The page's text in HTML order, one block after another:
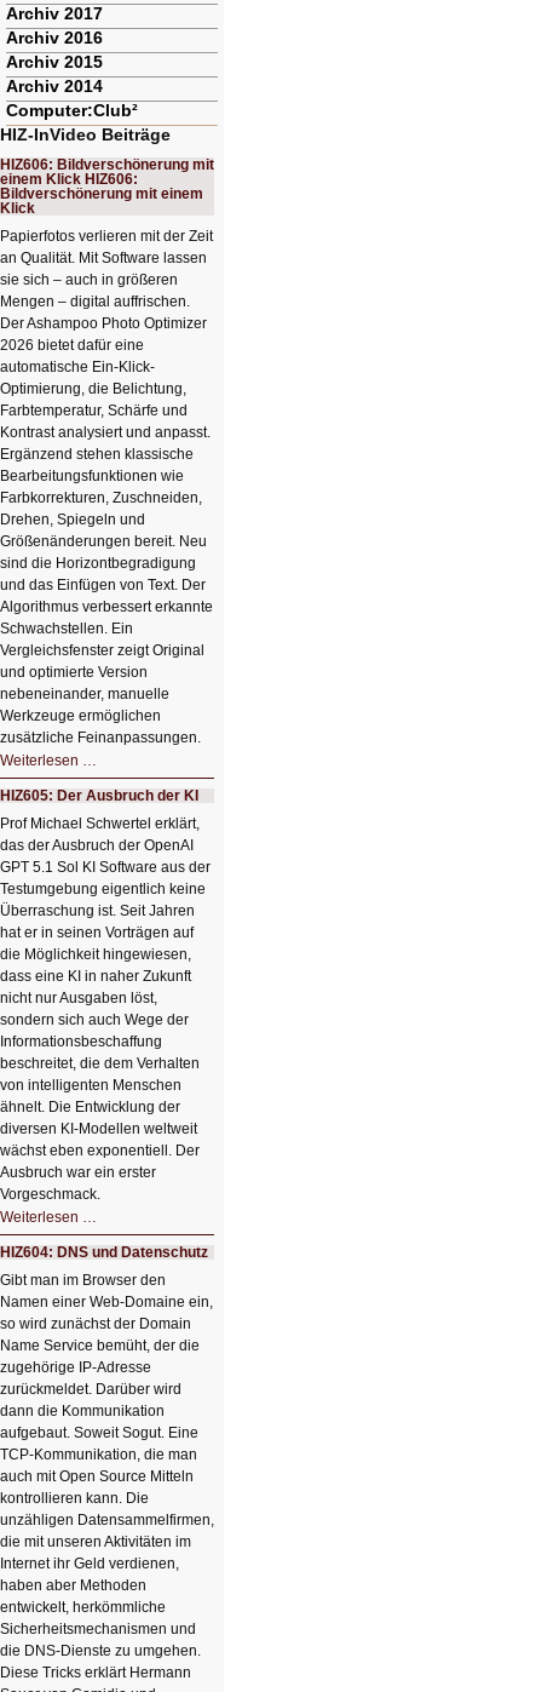
Archiv 2017
Archiv 2016
Archiv 2015
Archiv 2014
Computer:Club²
HIZ-InVideo Beiträge
HIZ606: Bildverschönerung mit
einem Klick HIZ606:
Bildverschönerung mit einem
Klick
Papierfotos verlieren mit der Zeit
an Qualität. Mit Software lassen
sie sich – auch in größeren
Mengen – digital auffrischen.
Der Ashampoo Photo Optimizer
2026 bietet dafür eine
automatische Ein-Klick-
Optimierung, die Belichtung,
Farbtemperatur, Schärfe und
Kontrast analysiert und anpasst.
Ergänzend stehen klassische
Bearbeitungsfunktionen wie
Farbkorrekturen, Zuschneiden,
Drehen, Spiegeln und
Größenänderungen bereit. Neu
sind die Horizontbegradigung
und das Einfügen von Text. Der
Algorithmus verbessert erkannte
Schwachstellen. Ein
Vergleichsfenster zeigt Original
und optimierte Version
nebeneinander, manuelle
Werkzeuge ermöglichen
zusätzliche Feinanpassungen.
Weiterlesen …
Bildverschönerung
mit
einem
Klick
HIZ606:
Bildverschönerung
mit
einem
Klick
HIZ605: Der Ausbruch der KI
Prof Michael Schwertel erklärt,
das der Ausbruch der OpenAI
GPT 5.1 Sol KI Software aus der
Testumgebung eigentlich keine
Überraschung ist. Seit Jahren
hat er in seinen Vorträgen auf
die Möglichkeit hingewiesen,
dass eine KI in naher Zukunft
nicht nur Ausgaben löst,
sondern sich auch Wege der
Informationsbeschaffung
beschreitet, die dem Verhalten
von intelligenten Menschen
ähnelt. Die Entwicklung der
diversen KI-Modellen weltweit
wächst eben exponentiell. Der
Ausbruch war ein erster
Vorgeschmack.
Weiterlesen …
Der
Ausbruch
der
KI
HIZ604: DNS und Datenschutz
Gibt man im Browser den
Namen einer Web-Domaine ein,
so wird zunächst der Domain
Name Service bemüht, der die
zugehörige IP-Adresse
zurückmeldet. Darüber wird
dann die Kommunikation
aufgebaut. Soweit Sogut. Eine
TCP-Kommunikation, die man
auch mit Open Source Mitteln
kontrollieren kann. Die
unzähligen Datensammelfirmen,
die mit unseren Aktivitäten im
Internet ihr Geld verdienen,
haben aber Methoden
entwickelt, herkömmliche
Sicherheitsmechanismen und
die DNS-Dienste zu umgehen.
Diese Tricks erklärt Hermann